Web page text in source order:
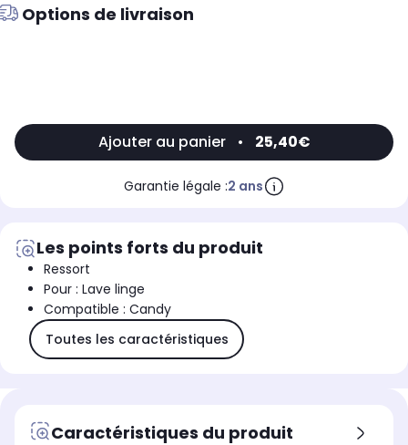
Options de livraison
Ajouter au panier • 25,40€
Garantie légale :2 ans
Les points forts du produit
Ressort
Pour : Lave linge
Compatible : Candy
Toutes les caractéristiques
Caractéristiques du produit